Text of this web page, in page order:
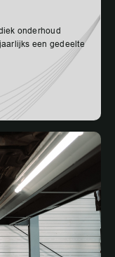
onderhoud
een gedeelte